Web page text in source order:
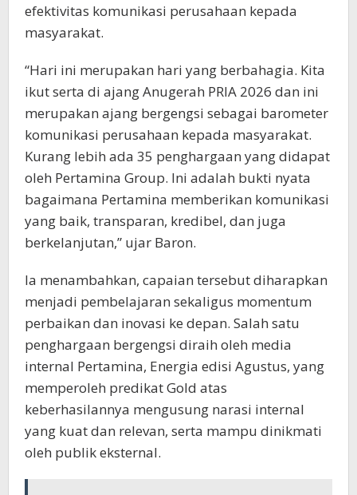
efektivitas komunikasi perusahaan kepada
masyarakat.
“Hari ini merupakan hari yang berbahagia. Kita
ikut serta di ajang Anugerah PRIA 2026 dan ini
merupakan ajang bergengsi sebagai barometer
komunikasi perusahaan kepada masyarakat.
Kurang lebih ada 35 penghargaan yang didapat
oleh Pertamina Group. Ini adalah bukti nyata
bagaimana Pertamina memberikan komunikasi
yang baik, transparan, kredibel, dan juga
berkelanjutan,” ujar Baron.
Ia menambahkan, capaian tersebut diharapkan
menjadi pembelajaran sekaligus momentum
perbaikan dan inovasi ke depan. Salah satu
penghargaan bergengsi diraih oleh media
internal Pertamina, Energia edisi Agustus, yang
memperoleh predikat Gold atas
keberhasilannya mengusung narasi internal
yang kuat dan relevan, serta mampu dinikmati
oleh publik eksternal.